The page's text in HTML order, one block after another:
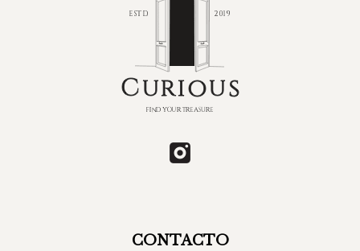
CONTACTO